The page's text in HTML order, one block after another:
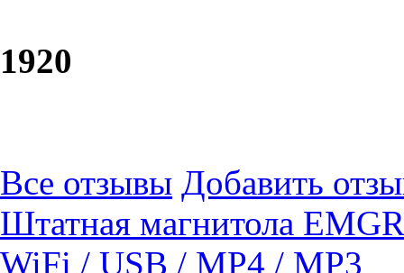
1920
Все отзывы Добавить
Штатная магнитола
WiFi / USB / MP4 / MP3